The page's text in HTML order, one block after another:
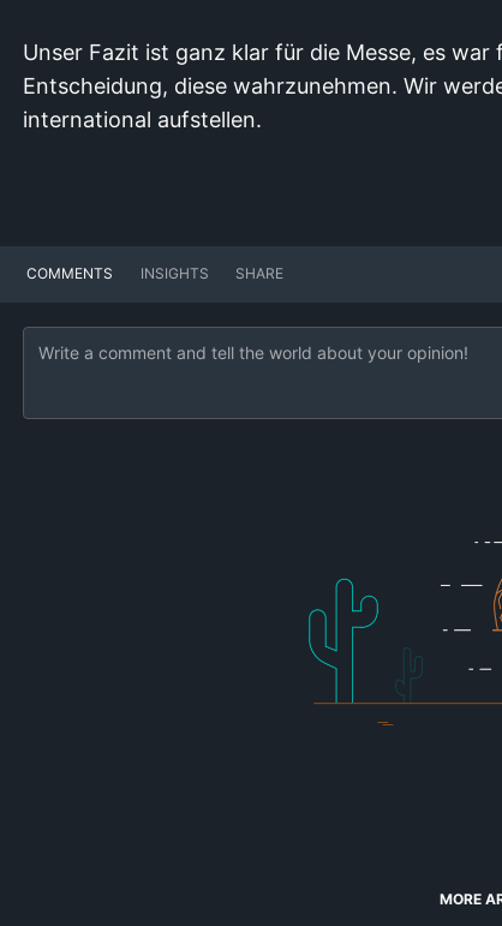
Unser Fazit ist ganz klar für die Messe, es
Entscheidung, diese wahrzunehmen. Wir
international aufstellen.
COMMENTS INSIGHTS SHARE
MORE